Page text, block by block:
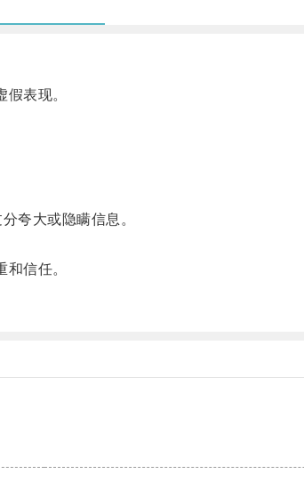
表现。
夸大或隐瞒信息。
信任。